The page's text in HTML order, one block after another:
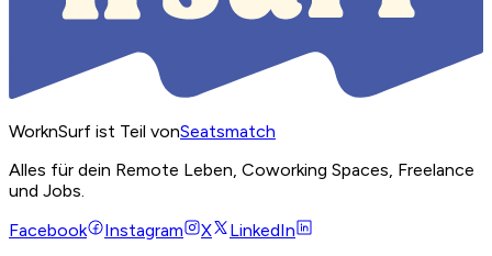
WorknSurf ist Teil vonSeatsmatch
Alles für dein Remote Leben, Coworking Spaces, Freelance
und Jobs.
Facebook
Instagram X LinkedIn